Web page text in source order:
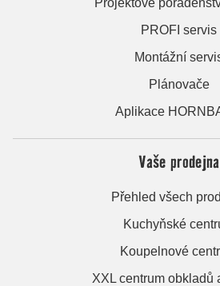
PROFI servis
Montážní
Plánovače
Aplikace
Vaše prodejna
Přehled všech
Kuchyňské
Koupelnové
XXL centrum obkladů